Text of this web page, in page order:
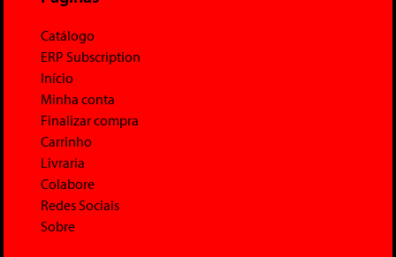
Catálogo
ERP Subscription
Início
Minha conta
Finalizar compra
Carrinho
Livraria
Colabore
Redes Sociais
Sobre